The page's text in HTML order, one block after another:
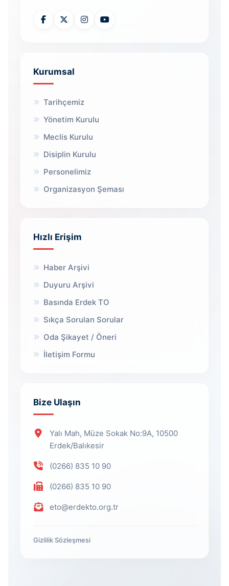
Kurumsal
Tarihçemiz
Yönetim Kurulu
Meclis Kurulu
Disiplin Kurulu
Personelimiz
Organizasyon Şeması
Hızlı Erişim
Haber Arşivi
Duyuru Arşivi
Basında Erdek TO
Sıkça Sorulan Sorular
Oda Şikayet / Öneri
İletişim Formu
Bize Ulaşın
Yalı Mah, Müze Sokak No:9A, 10500
Erdek/Balıkesir
(0266) 835 10 90
(0266) 835 10 90
eto@erdekto.org.tr
Gizlilik Sözleşmesi